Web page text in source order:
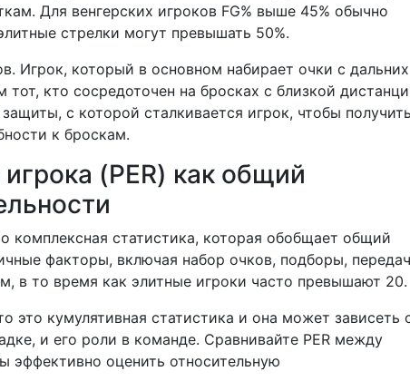
Для венгерских игроков FG% выше 45% обычно
стрелки могут превышать 50%.
Игрок, который в основном набирает очки с дальних
кто сосредоточен на бросках с близкой
с которой сталкивается игрок, чтобы получить
к броскам.
(PER) как общий
комплексная статистика, которая обобщает общий
факторы, включая набор очков, подборы,
в то время как элитные игроки часто превышают 20.
это кумулятивная статистика и она может зависеть
и его роли в команде. Сравнивайте PER между
эффективно оценить относительную